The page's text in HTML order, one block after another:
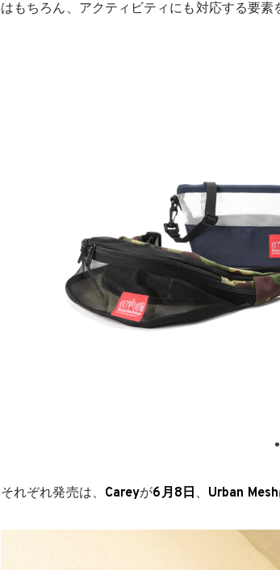
はもちろん、アクティビティにも対応する要素
それぞれ発売は、 Careyが6月8日 、 Urban Mesh